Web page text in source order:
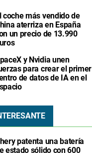
coche más vendido de
aterriza en España
un precio de 13.990
y Nvidia unen
para crear el primer
de datos de IA en el
patenta una batería
estado sólido con 600